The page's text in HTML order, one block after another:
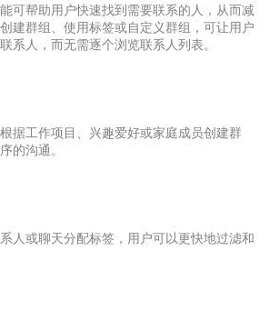
可帮助用户快速找到需要联系的人，从而减
建群组、使用标签或自定义群组，可让用户
系人，而无需逐个浏览联系人列表。
据工作项目、兴趣爱好或家庭成员创建群
的沟通。
人或聊天分配标签，用户可以更快地过滤和